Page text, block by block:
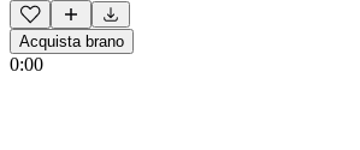
Acquista brano
0:00